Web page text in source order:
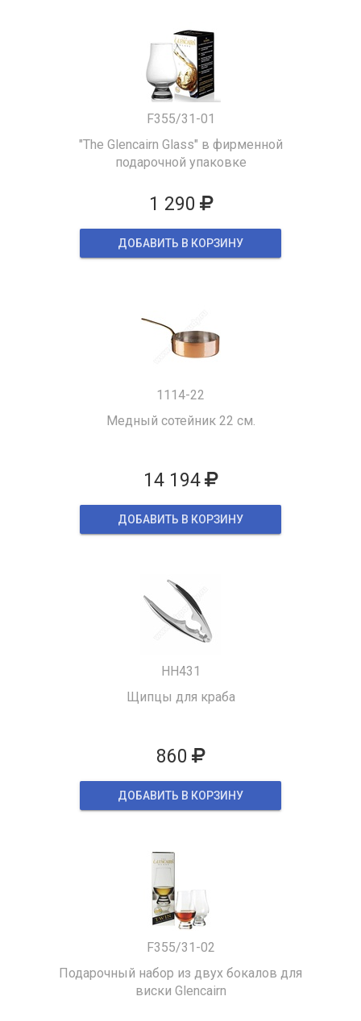
F355/31-01
"The Glencairn Glass" в фирменной
подарочной упаковке
1 290
ДОБАВИТЬ В КОРЗИНУ
1114-22
Медный сотейник 22 см.
14 194
ДОБАВИТЬ В КОРЗИНУ
HH431
Щипцы для краба
860
ДОБАВИТЬ В КОРЗИНУ
F355/31-02
Подарочный набор из двух бокалов для
виски Glencairn